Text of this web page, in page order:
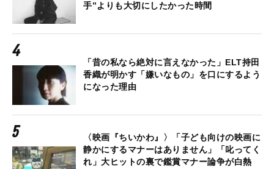
手”よりも大切にしたかった時間
「昔の私なら絶対に言えなかった」ELT持田
香織が明かす「嫌いなもの」を口にするよう
になった理由
〈映画『ちいかわ』〉「子ども向けの映画に
静かにするマナーはありません」「叱ってく
れ」大ヒットの裏で鑑賞マナー論争が白熱